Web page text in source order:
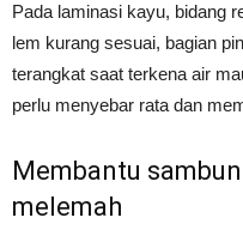
Pada laminasi kayu, bidang
lem kurang sesuai, bagian
terangkat saat terkena air
perlu menyebar rata dan
Membantu
melemah